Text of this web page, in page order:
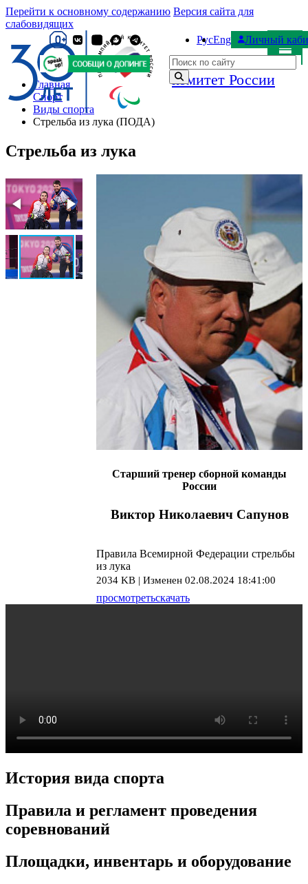
Перейти к основному содержанию Версия сайта для
слабовидящих
Паралимпийский
комитет России
РусEng
Личный
Поиск по сайту
Главная
Спорт
Виды спорта
Стрельба из лука (ПОДА)
Стрельба из лука
Старший тренер сборной команды
России
Виктор Николаевич Сапунов
Правила Всемирной Федерации стрельбы
из лука
2034 KB | Изменен 02.08.2024 18:41:00
просмотретьскачать
История вида спорта
Правила и регламент проведения
соревнований
Площадки, инвентарь и оборудование